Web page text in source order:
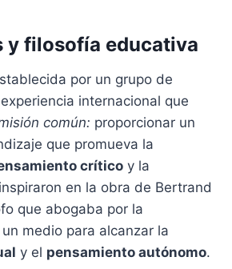
y filosofía educativa
por un grupo de
internacional que
común: proporcionar un
que promueva la
crítico y la
en la obra de Bertrand
que abogaba por la
medio para alcanzar la
y el pensamiento autónomo.